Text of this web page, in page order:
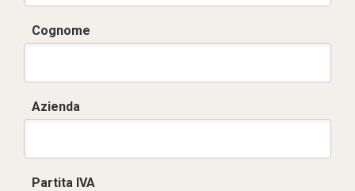
Cognome
Azienda
Partita IVA